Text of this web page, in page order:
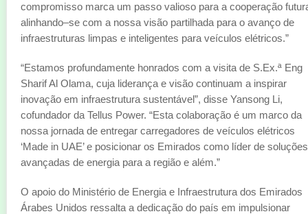
compromisso marca um passo valioso para a cooperação
alinhando–se com a nossa visão partilhada para o avanço de
infraestruturas limpas e inteligentes para veículos elétricos.”
“Estamos profundamente honrados com a visita de S.Ex.ª Eng
Sharif Al Olama, cuja liderança e visão continuam a inspirar
inovação em infraestrutura sustentável”, disse Yansong Li,
cofundador da Tellus Power. “Esta colaboração é um marco da
nossa jornada de entregar carregadores de veículos elétricos
‘Made in UAE’ e posicionar os Emirados como líder de soluções
avançadas de energia para a região e além.”
O apoio do Ministério de Energia e Infraestrutura dos Emirados
Árabes Unidos ressalta a dedicação do país em impulsionar